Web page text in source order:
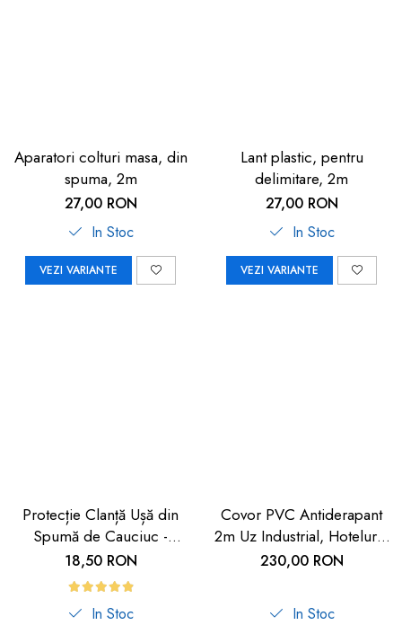
Aparatori colturi masa, din
spuma, 2m
27,00 RON
In Stoc
VEZI VARIANTE
Lant plastic, pentru
delimitare, 2m
27,00 RON
In Stoc
VEZI VARIANTE
Protecție Clanță Ușă din
Spumă de Cauciuc -
Siguranță pentru Copii |
Car Boy Safety
18,50 RON
In Stoc
Covor PVC Antiderapant
2m Uz Industrial, Hoteluri |
Carboysafey
230,00 RON
In Stoc